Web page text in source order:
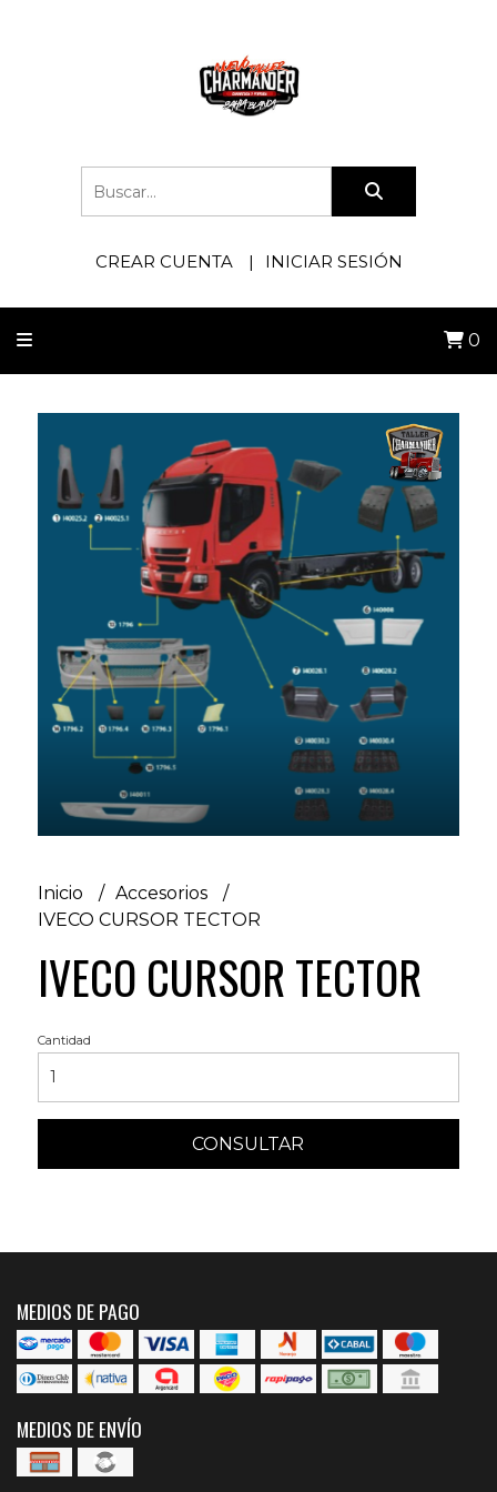
CREAR CUENTA INICIAR SESIÓN
0
Inicio
Accesorios
IVECO CURSOR TECTOR
IVECO CURSOR TECTOR
Cantidad
CONSULTAR
MEDIOS DE PAGO
MEDIOS DE ENVÍO